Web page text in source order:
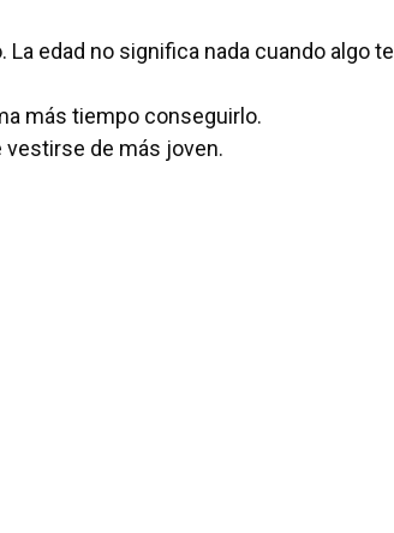
edad no significa nada cuando algo te
más tiempo conseguirlo.
vestirse de más joven.